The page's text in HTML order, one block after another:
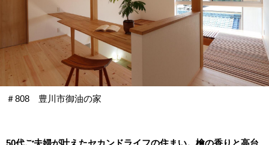
＃808 豊川市御油の家
50代ご夫婦が叶えたセカンドライフの住まい。檜の香りと高台